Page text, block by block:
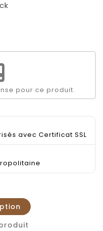
pour ce produit.
avec Certificat SSL